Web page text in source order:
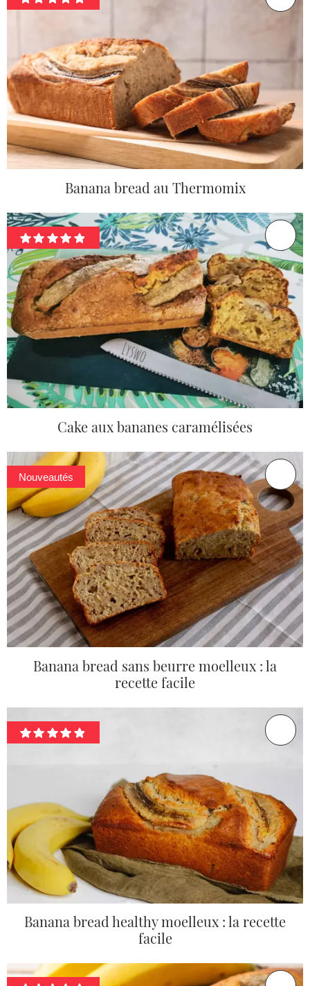
Banana bread au Thermomix
Cake aux bananes caramélisées
Nouveautés
Banana bread sans beurre moelleux : la
recette facile
Banana bread healthy moelleux : la recette
facile